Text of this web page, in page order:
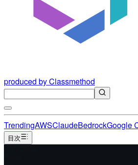
produced by Classmethod
TrendingAWSClaudeBedrockGoogle
目次